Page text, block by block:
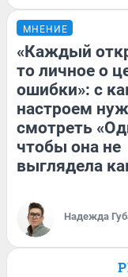
МНЕНИЕ
«Каждый
то личное о
ошибки»: с
настроем
смотреть
чтобы она не
выглядела
Надежда